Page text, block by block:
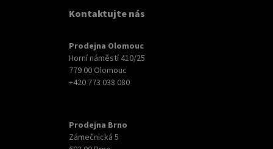
Kontaktujte nás
Prodejna Olomouc
Horní náměstí 410/25
779 00 Olomouc
+420 773 038 080
Prodejna Brno
Zámečnická 5